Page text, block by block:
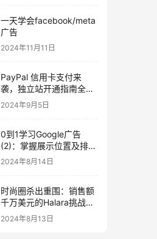
一天学会facebook/meta
广告
2024年11月11日
PayPal 信用卡支付来
袭，独立站开通指南全揭
秘
2024年9月5日
0到1学习Google广告
(2)：掌握展示位置及排名
规则
2024年8月14日
时尚圈杀出重围：销售额
千万美元的Halara挑战
SHEIN成新时尚巨头
（上）
2024年8月13日